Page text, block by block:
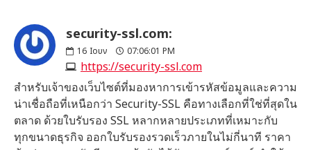
security-ssl.com:
16 Ιουν 07:06:01 PM
https://security-ssl.com
สำหรับเจ้าของเว็บไซต์ที่มองหาการเข้ารหัสข้อมูลและความ
น่าเชื่อถือที่เหนือกว่า Security-SSL คือทางเลือกที่ใช่ที่สุดใน
ตลาด ด้วยใบรับรอง SSL หลากหลายประเภทที่เหมาะกับ
ทุกขนาดธุรกิจ ออกใบรับรองรวดเร็วภายในไม่กี่นาที ราคา